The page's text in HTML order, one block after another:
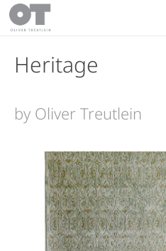
Heritage
by Oliver Treutlein